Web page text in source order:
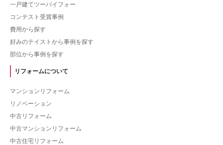
一戸建てツーバイフォー
コンテスト受賞事例
費用から探す
好みのテイストから事例を探す
部位から事例を探す
リフォームについて
マンションリフォーム
リノベーション
中古リフォーム
中古マンションリフォーム
中古住宅リフォーム